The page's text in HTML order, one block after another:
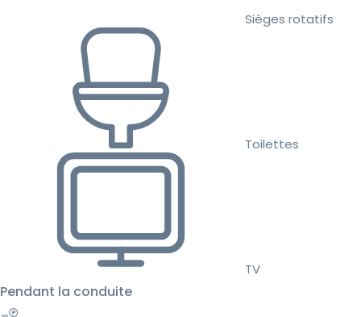
Sièges rotatifs
Toilettes
TV
Pendant la conduite